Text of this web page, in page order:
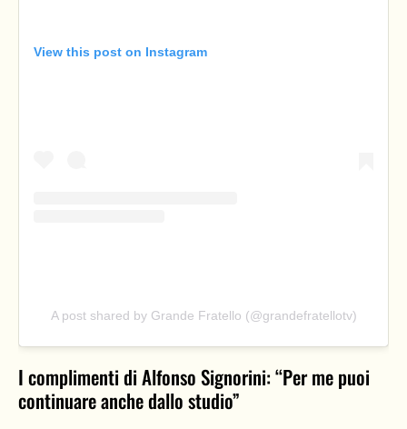
View this post on Instagram
A post shared by Grande Fratello (@grandefratellotv)
I complimenti di Alfonso Signorini: “Per me puoi
continuare anche dallo studio”